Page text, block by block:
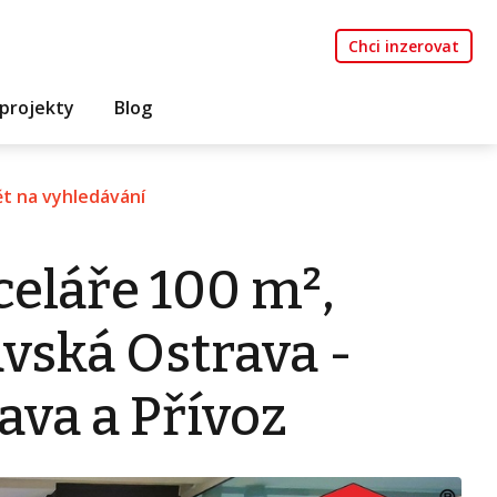
Chci inzerovat
Blog
na vyhledávání
100 m²,
Ostrava -
a Přívoz